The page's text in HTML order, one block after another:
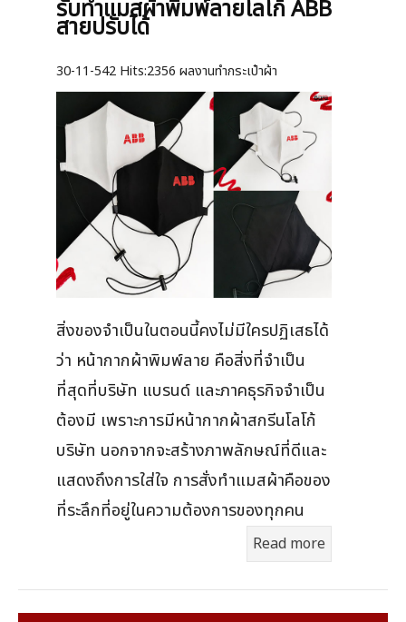
รับทำแมสผ้าพิมพ์ลายโลโก้ ABB
สายปรับได้
30-11-542 Hits:2356 ผลงานทำกระเป๋าผ้า
สิ่งของจำเป็นในตอนนี้คงไม่มีใครปฏิเสธได้
ว่า หน้ากากผ้าพิมพ์ลาย คือสิ่งที่จำเป็น
ที่สุดที่บริษัท แบรนด์ และภาคธุรกิจจำเป็น
ต้องมี เพราะการมีหน้ากากผ้าสกรีนโลโก้
บริษัท นอกจากจะสร้างภาพลักษณ์ที่ดีและ
แสดงถึงการใส่ใจ การสั่งทำแมสผ้าคือของ
ที่ระลึกที่อยู่ในความต้องการของทุกคน
Read more